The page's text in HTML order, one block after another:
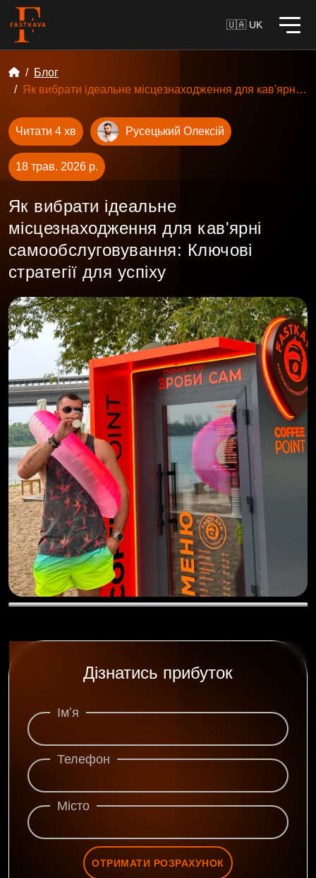
🇺🇦 UK
Блог
Як вибрати ідеальне місцезнаходження для кав'ярні самообслуговування: Ключові стратегії для успіху
Читати 4 хв Русецький Олексій
18 трав. 2026 р.
Як вибрати ідеальне
місцезнаходження для кав'ярні
самообслуговування: Ключові
стратегії для успіху
Дізнатись прибуток
Імʼя
Телефон
Місто
ОТРИМАТИ РОЗРАХУНОК